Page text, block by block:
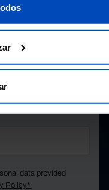
FRANCISCO MANUEL DOS
NEWSLETTER
data provided
Policy*